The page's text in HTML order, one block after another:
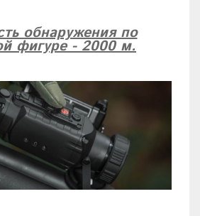
обнаружения по
фигуре - 2000 м.